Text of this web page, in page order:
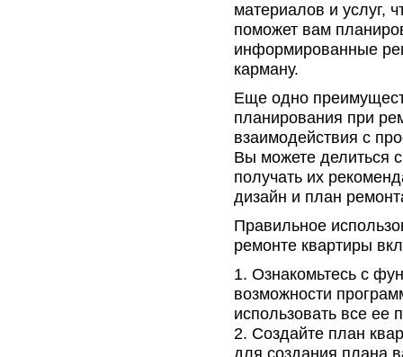
материалов и услуг,
поможет вам
информированные
карману.
Еще одно
планирования при
взаимодействия с
Вы можете делиться
получать их
дизайн и план
Правильное
ремонте квартиры
Ознакомьтесь с
возможности
использовать все ее
Создайте план
для создания плана